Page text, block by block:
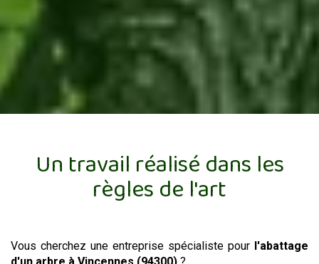
Un travail réalisé dans les
règles de l'art
Vous cherchez une entreprise spécialiste pour l'abattage